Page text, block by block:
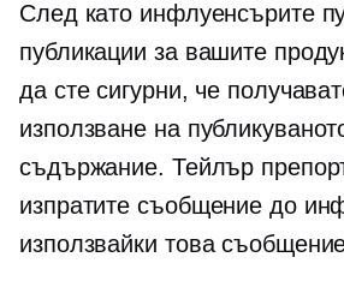
След като инфлуенсърите
публикации за вашите
да сте сигурни, че
използване на
съдържание. Тейлър
изпратите съобщение до
използвайки това